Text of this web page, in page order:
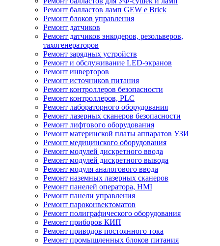
Ремонт балластов ламп GEW e Brick
Ремонт блоков управления
Ремонт датчиков
Ремонт датчиков энкодеров, резольверов,
тахогенераторов
Ремонт зарядных устройств
Ремонт и обслуживание LED-экранов
Ремонт инверторов
Ремонт источников питания
Ремонт контроллеров безопасности
Ремонт контроллеров, PLC
Ремонт лабораторного оборудования
Ремонт лазерных сканеров безопасности
Ремонт лифтового оборудования
Ремонт материнской платы аппаратов УЗИ
Ремонт медицинского оборудования
Ремонт модулей дискретного ввода
Ремонт модулей дискретного вывода
Ремонт модуля аналогового ввода
Ремонт наземных лазерных сканеров
Ремонт панелей оператора, HMI
Ремонт панели управления
Ремонт пароконвектоматов
Ремонт полиграфического оборудования
Ремонт приборов КИП
Ремонт приводов постоянного тока
Ремонт промышленных блоков питания